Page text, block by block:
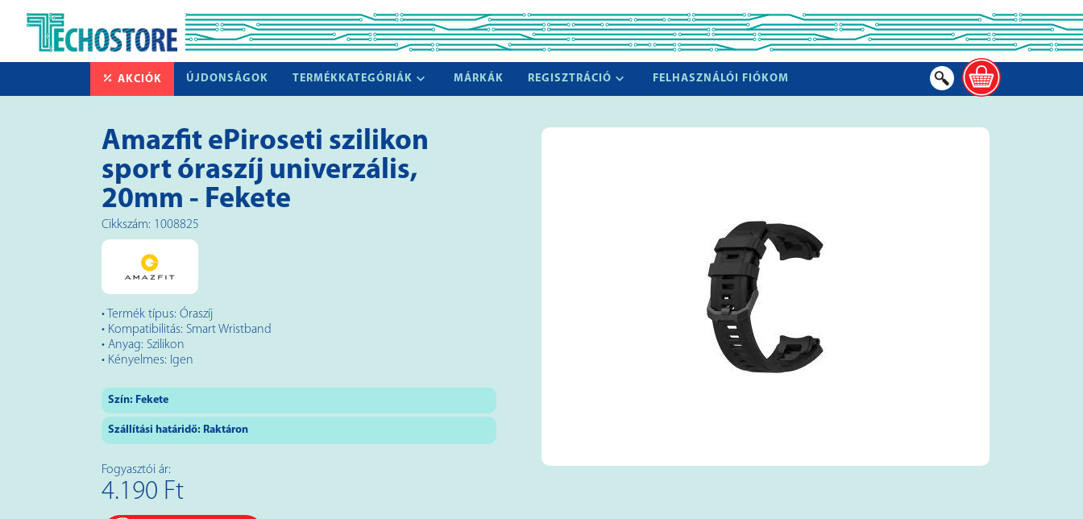
AKCIÓK ÚJDONSÁGOK TERMÉKKATEGÓRIÁK MÁRKÁK REGISZTRÁCIÓ FELHASZNÁLÓI FIÓKOM
Amazfit ePiroseti szilikon
sport óraszíj univerzális,
20mm - Fekete
Cikkszám: 1008825
• Termék típus: Óraszíj
• Kompatibilitás: Smart Wristband
• Anyag: Szilikon
• Kényelmes: Igen
Szín: Fekete
Szállítási határidő: Raktáron
Fogyasztói ár:
4.190 Ft